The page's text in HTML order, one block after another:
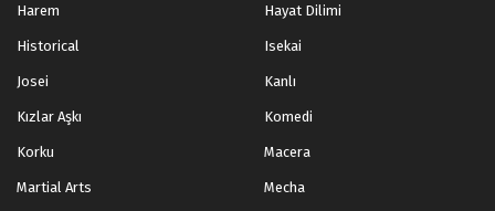
Harem Hayat Dilimi
Historical Isekai
Josei Kanlı
Kızlar Aşkı Komedi
Korku Macera
Martial Arts Mecha